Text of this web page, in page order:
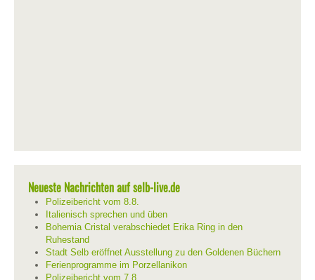
Neueste Nachrichten auf selb-live.de
Polizeibericht vom 8.8.
Italienisch sprechen und üben
Bohemia Cristal verabschiedet Erika Ring in den
Ruhestand
Stadt Selb eröffnet Ausstellung zu den Goldenen Büchern
Ferienprogramme im Porzellanikon
Polizeibericht vom 7.8.